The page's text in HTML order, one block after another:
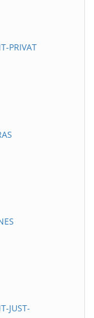
PRIVAT
JUST-